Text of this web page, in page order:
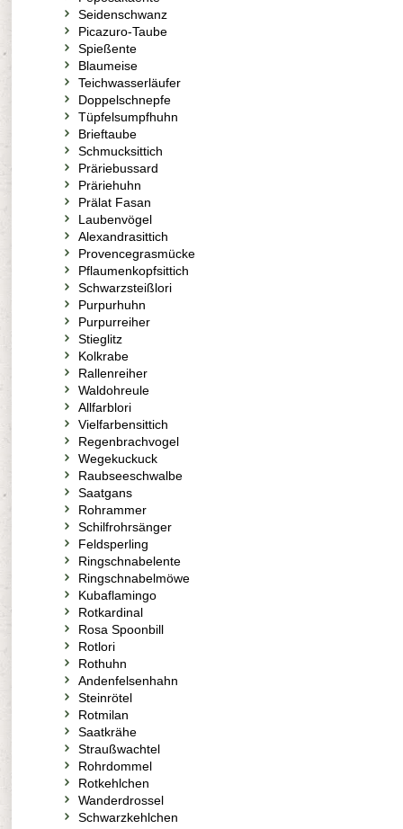
Seidenschwanz
Picazuro-Taube
Spießente
Blaumeise
Teichwasserläufer
Doppelschnepfe
Tüpfelsumpfhuhn
Brieftaube
Schmucksittich
Präriebussard
Präriehuhn
Prälat Fasan
Laubenvögel
Alexandrasittich
Provencegrasmücke
Pflaumenkopfsittich
Schwarzsteißlori
Purpurhuhn
Purpurreiher
Stieglitz
Kolkrabe
Rallenreiher
Waldohreule
Allfarblori
Vielfarbensittich
Regenbrachvogel
Wegekuckuck
Raubseeschwalbe
Saatgans
Rohrammer
Schilfrohrsänger
Feldsperling
Ringschnabelente
Ringschnabelmöwe
Kubaflamingo
Rotkardinal
Rosa Spoonbill
Rotlori
Rothuhn
Andenfelsenhahn
Steinrötel
Rotmilan
Saatkrähe
Straußwachtel
Rohrdommel
Rotkehlchen
Wanderdrossel
Schwarzkehlchen